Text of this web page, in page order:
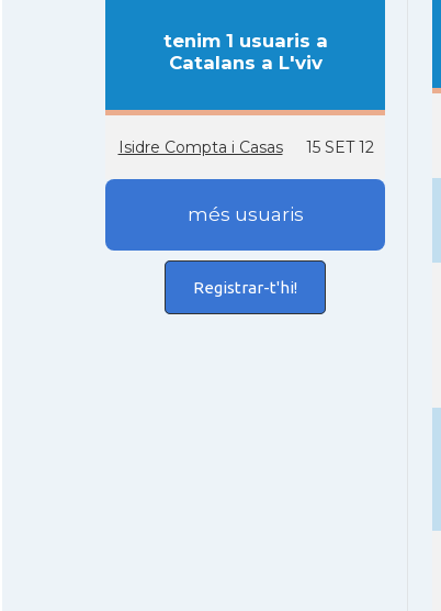
tenim 1 usuaris a
Catalans a L'viv
Isidre Compta i Casas 15 SET 12
més usuaris
Registrar-t'hi!